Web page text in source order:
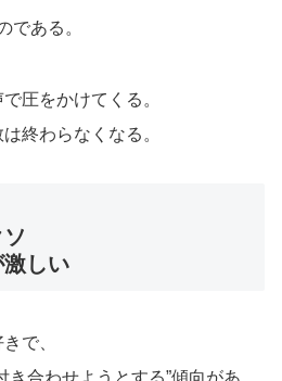
である。
圧をかけてくる。
終わらなくなる。
しい
で、
き合わせようとする”傾向があ